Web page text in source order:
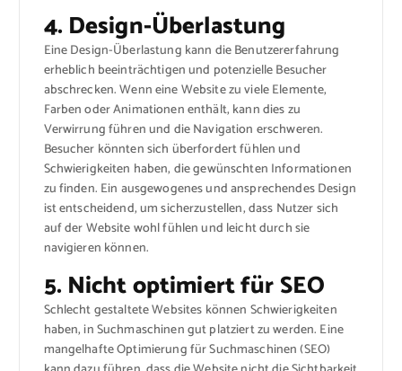
4. Design-Überlastung
Eine Design-Überlastung kann die Benutzererfahrung
erheblich beeinträchtigen und potenzielle Besucher
abschrecken. Wenn eine Website zu viele Elemente,
Farben oder Animationen enthält, kann dies zu
Verwirrung führen und die Navigation erschweren.
Besucher könnten sich überfordert fühlen und
Schwierigkeiten haben, die gewünschten Informationen
zu finden. Ein ausgewogenes und ansprechendes Design
ist entscheidend, um sicherzustellen, dass Nutzer sich
auf der Website wohl fühlen und leicht durch sie
navigieren können.
5. Nicht optimiert für SEO
Schlecht gestaltete Websites können Schwierigkeiten
haben, in Suchmaschinen gut platziert zu werden. Eine
mangelhafte Optimierung für Suchmaschinen (SEO)